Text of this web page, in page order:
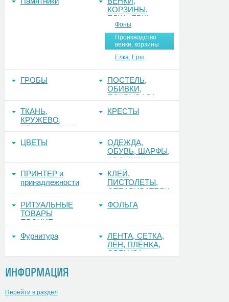
КОРЗИНЫ,
ЕЛКА, ЕРШ,
ФОНЫ
Фоны
Производство
венки, корзины
Елка, Ерш
ГРОБЫ
ПОСТЕЛЬ,
ОБИВКИ,
ПОКРЫВАЛА
ТКАНЬ,
КРУЖЕВО,
ТЕСЬМА, РЮШ
КРЕСТЫ
ЦВЕТЫ
ОДЕЖДА,
ОБУВЬ, ШАРФЫ,
КОСЫНКИ
ПРИНТЕР и
принадлежности
КЛЕЙ,
ПИСТОЛЕТЫ,
ОТПАРИВАТЕЛИ
РИТУАЛЬНЫЕ
ТОВАРЫ
ПРОЧИЕ
ФОЛЬГА
Фурнитура
ЛЕНТА, СЕТКА,
ЛЁН, ПЛЁНКА,
ОРГАНЗА
ИНФОРМАЦИЯ
Перейти в раздел